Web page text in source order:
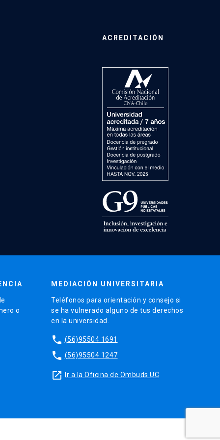
ACREDITACIÓN
o
MEDIACIÓN UNIVERSITARIA
Teléfonos para orientación y consejo si
se ha vulnerado alguno de tus derechos
en la universidad.
phone (56)95504 1691
phone (56)95504 1247
launch Ir a la Oficina de Ombuds UC